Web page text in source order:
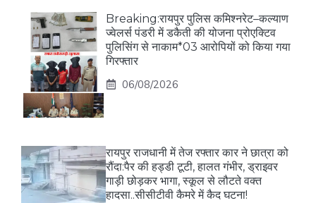
Breaking:रायपुर पुलिस कमिश्नरेट–कल्याण
ज्वेलर्स पंडरी में डकैती की योजना प्रोएक्टिव
पुलिसिंग से नाकाम*03 आरोपियों को किया गया
गिरफ्तार
06/08/2026
रायपुर राजधानी में तेज रफ्तार कार ने छात्रा को
रौंदा:पैर की हड्डी टूटी, हालत गंभीर, ड्राइवर
गाड़ी छोड़कर भागा, स्कूल से लौटते वक्त
हादसा..सीसीटीवी कैमरे में कैद घटना!